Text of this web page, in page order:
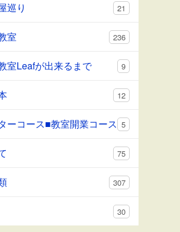
巡り 21
室 236
室Leafが出来るまで 9
12
ーコース■教室開業コース 5
75
307
30